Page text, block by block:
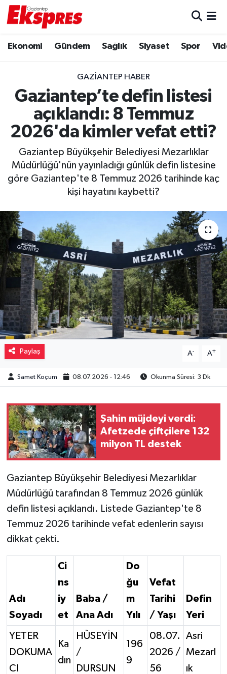
Ekonomi Gündem Sağlık Siyaset Spor
GAZIANTEP HABER
Gaziantep’te defin listesi
açıklandı: 8 Temmuz
2026'da kimler vefat etti?
Gaziantep Büyükşehir Belediyesi Mezarlıklar
Müdürlüğü'nün yayınladığı günlük defin listesine
göre Gaziantep'te 8 Temmuz 2026 tarihinde kaç
kişi hayatını kaybetti?
Paylaş A- A+
Samet Koçum 08.07.2026 - 12:46 Okunma Süresi: 3 Dk
Şahin müjdeyi verdi:
Afetzede çiftçilere 132
milyon TL destek
Gaziantep Büyükşehir Belediyesi Mezarlıklar
Müdürlüğü tarafından 8 Temmuz 2026 günlük
defin listesi açıklandı. Listede Gaziantep'te 8
Temmuz 2026 tarihinde vefat edenlerin sayısı
dikkat çekti.
Adı
Soyadı
Ci
ns
iy
et
Baba /
Ana Adı
Do
ğu
m
Yılı
Vefat
Tarihi
/ Yaşı
Defin
Yeri
YETER
DOKUMA
CI
Ka
dın
HÜSEYİN
/
DURSUN
196
9
08.07.
2026 /
56
Asri
Mezarl
ık
Ekonomi
Gaziantep son dakika
Genel
Haberler
Kültür Sanat
Müzik
Piyasa
Resmi İlanlar
Sağlık
Sinemalar
Siyaset
Spor
Teknoloji
Türkiye
Video Haber
Yaşam
Yemek
Trafik Durumu
Puan Durumu ve Fikstür
Tüm Manşetler
Haber Arşivi